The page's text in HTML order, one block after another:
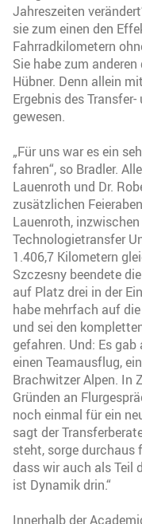
Jahreszeiten
sie zum einen den
Fahrradkilometern
Sie habe zum
Hübner. Denn allein
Ergebnis des
gewesen.
„Für uns war es ein
fahren“, so Bradler.
Lauenroth und Dr.
zusätzlichen
Lauenroth,
Technologietransfer
1.406,7 Kilometern
Szczesny beendete
auf Platz drei in der
habe mehrfach auf
und sei den
gefahren. Und: Es
einen Teamausflug,
Brachwitzer Alpen. In
Gründen an
noch einmal für ein
sagt der
steht, sorge durchaus
dass wir auch als Teil
ist Dynamik drin.“
Innerhalb der